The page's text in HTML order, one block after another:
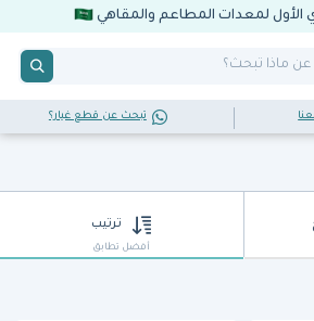
الأول لمعدات المطاعم والمقاهي
تبحث عن قطع غيار؟
ترتيب
أفضل تطابق